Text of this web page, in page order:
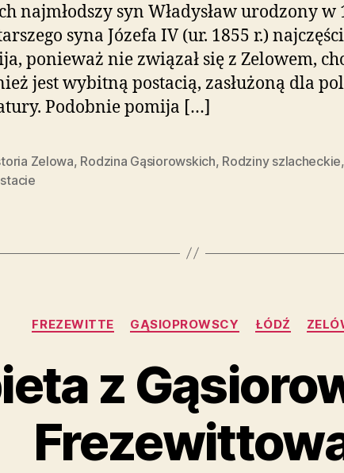
najmłodszy syn Władysław urodzony w
syna Józefa IV (ur. 1855 r.)
ponieważ nie związał się z Zelowem,
jest wybitną postacią, zasłużoną dla
Podobnie pomija […]
Zelowa, Rodzina Gąsiorowskich, Rodziny szlacheckie,
Kategorie
FREZEWITTE GĄSIOPROWSCY ŁÓDŹ
z